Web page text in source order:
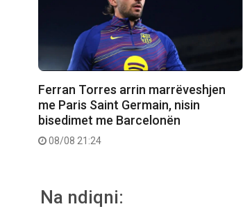
Ferran Torres arrin marrëveshjen
me Paris Saint Germain, nisin
bisedimet me Barcelonën
08/08 21:24
Na ndiqni: